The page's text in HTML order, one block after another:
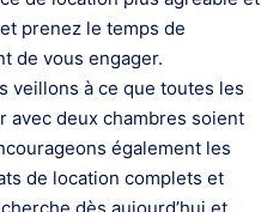
prenez le temps de
de vous engager.
veillons à ce que toutes les
avec deux chambres soient
également les
de location complets et